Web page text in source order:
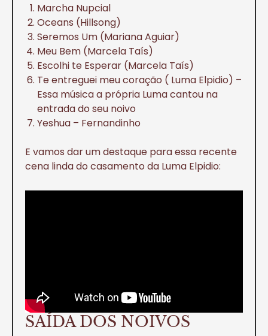
Marcha Nupcial
Oceans (Hillsong)
Seremos Um (Mariana Aguiar)
Meu Bem (Marcela Taís)
Escolhi te Esperar (Marcela Taís)
Te entreguei meu coração ( Luma Elpidio) –
Essa música a própria Luma cantou na
entrada do seu noivo
Yeshua – Fernandinho
E vamos dar um destaque para essa recente
cena linda do casamento da Luma Elpidio:
SAÍDA DOS NOIVOS